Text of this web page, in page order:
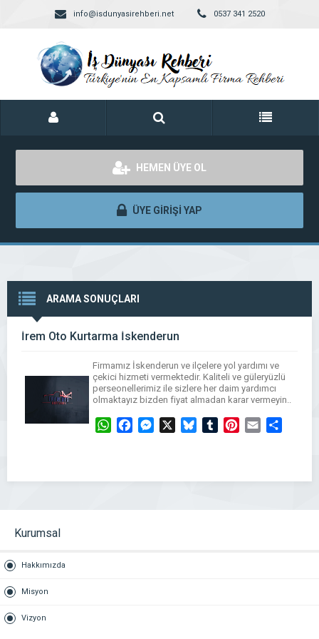
info@isdunyasirehberi.net 0537 341 2520
HEMEN ÜYE OL
ÜYE GİRİŞİ YAP
ARAMA SONUÇLARI
İrem Oto Kurtarma İskenderun
Firmamız İskenderun ve ilçelere yol yardımı ve
çekici hizmeti vermektedir. Kaliteli ve güleryüzlü
perseonellerimiz ile sizlere her daim yardımcı
olmaktayız bizden fiyat almadan karar vermeyin..
WhatsAppFacebookMessengerBlueskyTumblrPinterest
Email
Kurumsal
Hakkımızda
Misyon
Vizyon